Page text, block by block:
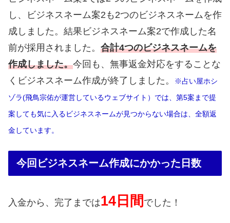
し、ビジネスネーム案2も2つのビジネスネームを作
成しました。結果ビジネスネーム案2で作成した名
前が採用されました。 合計4つのビジネスネームを
作成しました。今回も、無事返金対応をすることな
くビジネスネーム作成が終了しました。
※占い屋ホシ
ゾラ(飛鳥宗佑が運営しているウェブサイト）では、第5案まで提
案しても気に入るビジネスネームが見つからない場合は、全額返
金しています。
今回ビジネスネーム作成にかかった日数
入金から、完了までは14日間 でした！